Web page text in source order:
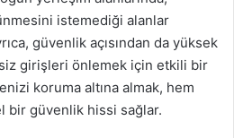
istemediği alanlar
güvenlik açısından da yüksek
girişleri önlemek için etkili bir
koruma altına almak, hem
bir güvenlik hissi sağlar.